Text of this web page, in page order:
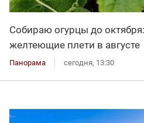
Собираю огурцы до
желтеющие плети в августе
Панорама сегодня, 13:30